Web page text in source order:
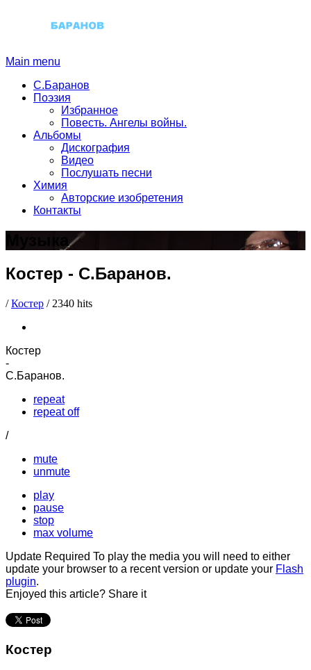
Main menu
С.Баранов
Поэзия
Избранное
Повесть. Ангелы войны.
Альбомы
Дискография
Видео
Послушать песни
Химия
Авторские изобретения
Контакты
Костер - С.Баранов.
/ Костер /2340 hits
Костер
-
С.Баранов.
repeat
repeat off
/
mute
unmute
play
pause
stop
max volume
Update Required To play the media you will need to either
update your browser to a recent version or update your Flash
plugin.
Enjoyed this article? Share it
Костер